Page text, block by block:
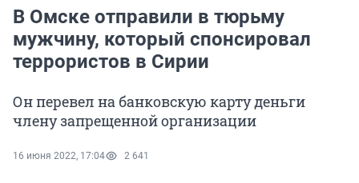
В Омске отправили в тюрьму
мужчину, который спонсировал
террористов в Сирии
Он перевел на банковскую карту деньги
члену запрещенной организации
16 июня 2022, 17:04 2 641